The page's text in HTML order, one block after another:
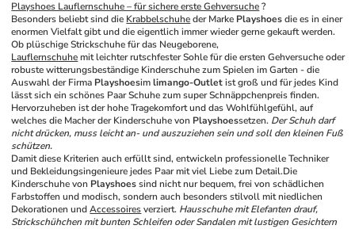
Playshoes Lauflernschuhe – für sichere erste Gehversuche ?
Besonders beliebt sind die Krabbelschuhe der Marke Playshoes die es in einer
enormen Vielfalt gibt und die eigentlich immer wieder gerne gekauft werden.
Ob plüschige Strickschuhe für das Neugeborene,
Lauflernschuhe mit leichter rutschfester Sohle für die ersten Gehversuche oder
robuste witterungsbeständige Kinderschuhe zum Spielen im Garten - die
Auswahl der Firma Playshoesim limango-Outlet ist groß und für jedes Kind
lässt sich ein schönes Paar Schuhe zum super Schnäppchenpreis finden.
Hervorzuheben ist der hohe Tragekomfort und das Wohlfühlgefühl, auf
welches die Macher der Kinderschuhe von Playshoessetzen. Der Schuh darf
nicht drücken, muss leicht an- und auszuziehen sein und soll den kleinen Fuß
schützen.
Damit diese Kriterien auch erfüllt sind, entwickeln professionelle Techniker
und Bekleidungsingenieure jedes Paar mit viel Liebe zum Detail.Die
Kinderschuhe von Playshoes sind nicht nur bequem, frei von schädlichen
Farbstoffen und modisch, sondern auch besonders stilvoll mit niedlichen
Dekorationen und Accessoires verziert. Hausschuhe mit Elefanten drauf,
Strickschühchen mit bunten Schleifen oder Sandalen mit lustigen Gesichtern